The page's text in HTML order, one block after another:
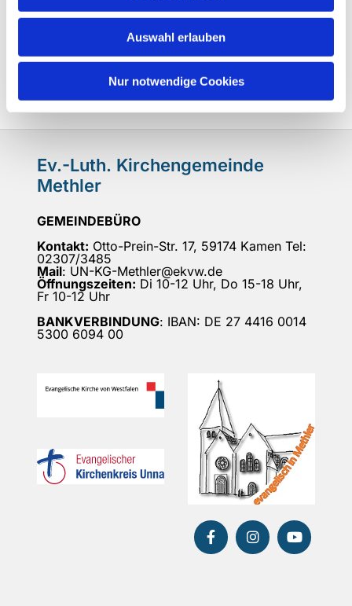
Auswahl erlauben
Nur notwendige Cookies
Ev.-Luth. Kirchengemeinde
Methler
GEMEINDEBÜRO
Kontakt: Otto-Prein-Str. 17, 59174 Kamen Tel:
02307/3485
Mail: UN-KG-Methler@ekvw.de
Öffnungszeiten: Di 10-12 Uhr, Do 15-18 Uhr,
Fr 10-12 Uhr
BANKVERBINDUNG: IBAN: DE 27 4416 0014
5300 6094 00